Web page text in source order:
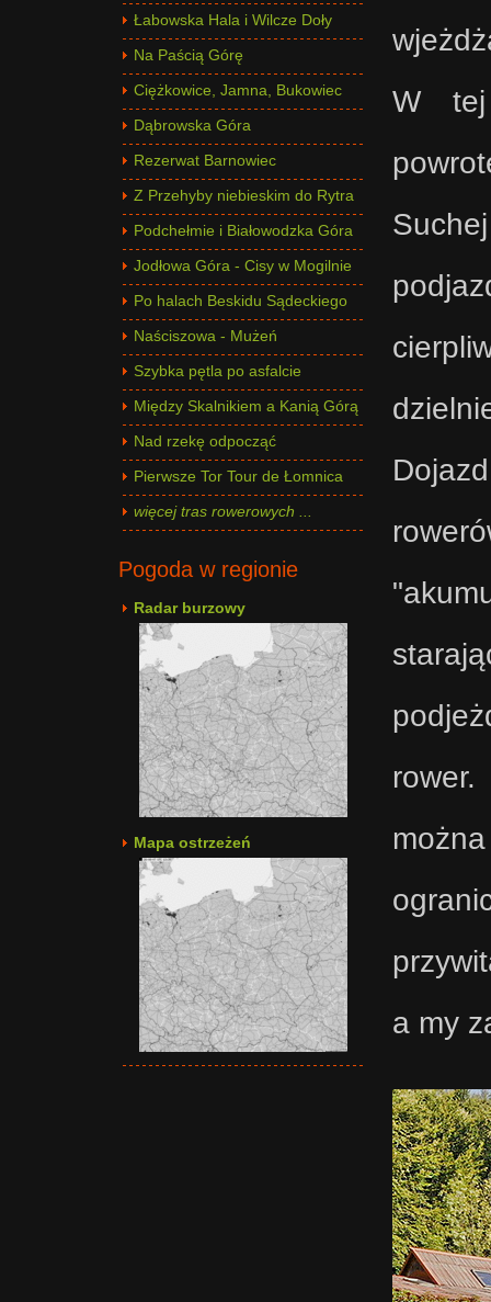
W tej
a my
Łabowska Hala i Wilcze Doły
Na Paścią Górę
Ciężkowice, Jamna, Bukowiec
Dąbrowska Góra
Rezerwat Barnowiec
Z Przehyby niebieskim do Rytra
Podchełmie i Białowodzka Góra
Jodłowa Góra - Cisy w Mogilnie
Po halach Beskidu Sądeckiego
Naściszowa - Mużeń
Szybka pętla po asfalcie
Między Skalnikiem a Kanią Górą
Nad rzekę odpocząć
Pierwsze Tor Tour de Łomnica
więcej tras rowerowych ...
Pogoda w regionie
Radar burzowy
Mapa ostrzeżeń